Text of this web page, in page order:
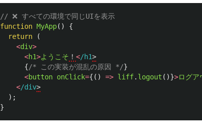
// ❌ すべての環境で同じUIを表示
function MyApp()
{
return
(
<div>
<h1>ようこそ ！ </h1
{/* この実装が混乱の原因 */}
<button onClick={() => liff. logout ()}>ログア
</div
);
}